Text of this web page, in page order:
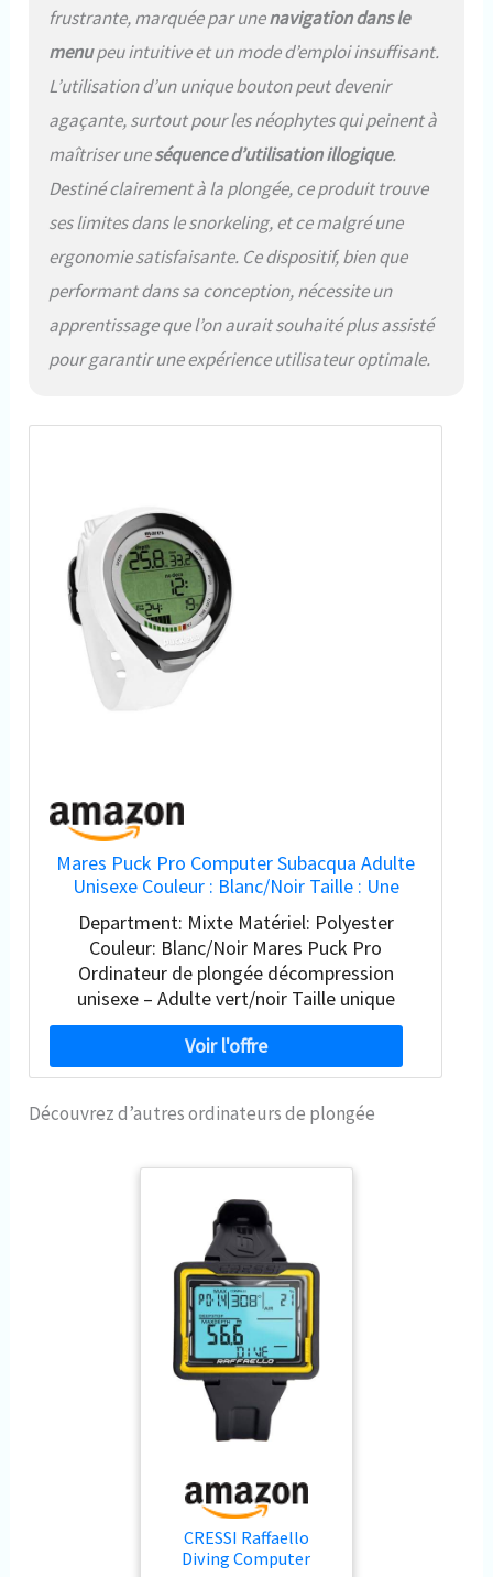
frustrante, marquée par unenavigation dans le
menupeu intuitive et un mode d’emploi insuffisant.
L’utilisation d’un unique bouton peut devenir
agaçante, surtout pour les néophytes qui peinent à
maîtriser uneséquence d’utilisation illogique.
Destiné clairement à la plongée, ce produit trouve
ses limites dans le snorkeling, et ce malgré une
ergonomie satisfaisante. Ce dispositif, bien que
performant dans sa conception, nécessite un
apprentissage que l’on aurait souhaité plus assisté
pour garantir une expérience utilisateur optimale.
Mares Puck Pro Computer Subacqua Adulte
Unisexe Couleur : Blanc/Noir Taille : Une
Department: Mixte Matériel: Polyester
Couleur: Blanc/Noir Mares Puck Pro
Ordinateur de plongée décompression
unisexe – Adulte vert/noir Taille unique
Découvrez d’autres ordinateurs de plongée
CRESSI Raffaello
Diving Computer